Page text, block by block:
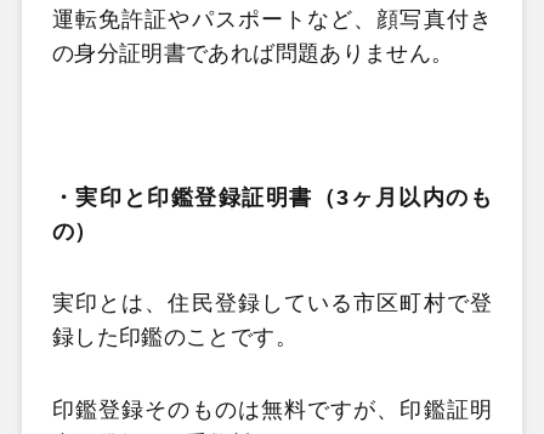
運転免許証やパスポートなど、顔写真付き
の身分証明書であれば問題ありません。
・実印と印鑑登録証明書（3ヶ月以内のも
の）
実印とは、住民登録している市区町村で登
録した印鑑のことです。
印鑑登録そのものは無料ですが、印鑑証明